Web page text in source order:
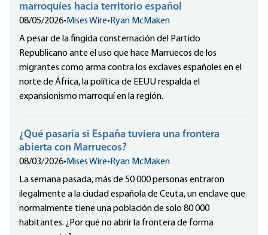
marroquíes hacia territorio español
08/05/2026• Mises Wire•Ryan McMaken
A pesar de la fingida consternación del Partido
Republicano ante el uso que hace Marruecos de los
migrantes como arma contra los exclaves españoles en el
norte de África, la política de EEUU respalda el
expansionismo marroquí en la región.
¿Qué pasaría si España tuviera una frontera
abierta con Marruecos?
08/03/2026• Mises Wire•Ryan McMaken
La semana pasada, más de 50 000 personas entraron
ilegalmente a la ciudad española de Ceuta, un enclave que
normalmente tiene una población de solo 80 000
habitantes. ¿Por qué no abrir la frontera de forma